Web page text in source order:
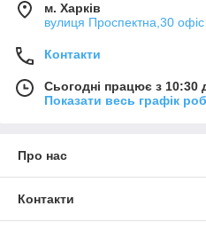
м. Харків
вулиця Проспектна,30 офіс
Контакти
Сьогодні працює з 10:30
Показати весь графік
Про нас
Контакти